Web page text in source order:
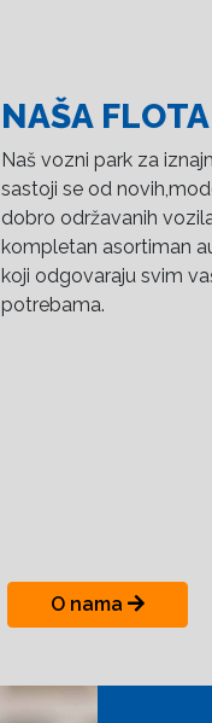
NAŠA FLOTA
Naš vozni park za
sastoji se od
dobro održavanih
kompletan asortiman
koji odgovaraju svim
potrebama.
O nama